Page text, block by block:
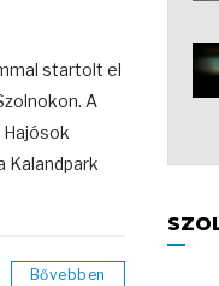
startolt el
A
Kalandpark
Bővebben